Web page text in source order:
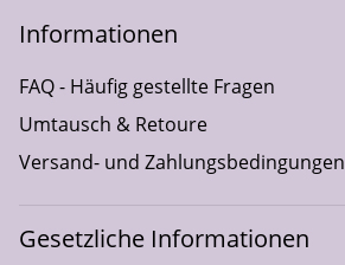
Informationen
FAQ - Häufig gestellte Fragen
Umtausch & Retoure
Versand- und Zahlungsbedingungen
Gesetzliche Informationen